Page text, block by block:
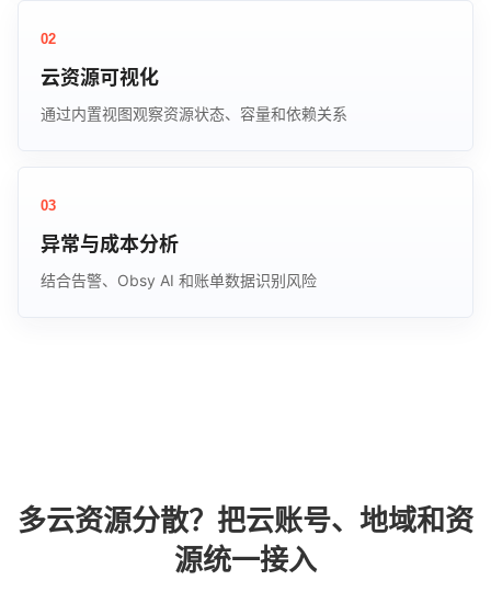
02
云资源可视化
通过内置视图观察资源状态、容量和依赖关系
03
异常与成本分析
结合告警、Obsy AI 和账单数据识别风险
多云资源分散？把云账号、地域和资
源统一接入